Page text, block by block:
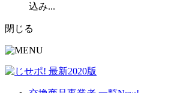
込み...
閉じる